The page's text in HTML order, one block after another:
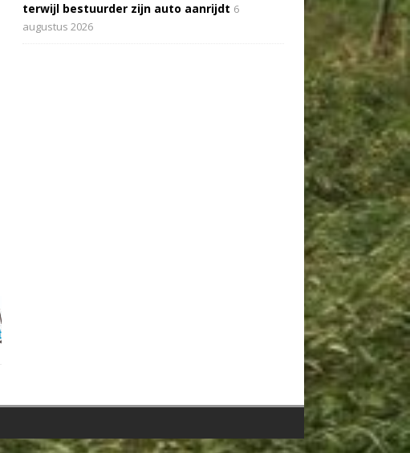
terwijl bestuurder zijn auto aanrijdt 6
augustus 2026